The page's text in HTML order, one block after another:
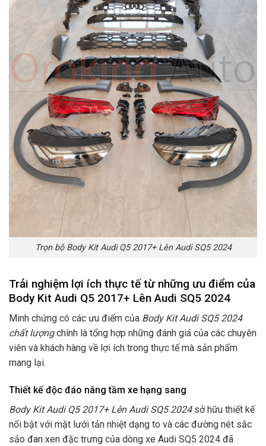
Trọn bộ Body Kit Audi Q5 2017+ Lên Audi SQ5 2024
Trải nghiệm lợi ích thực tế từ những ưu điểm của
Body Kit Audi Q5 2017+ Lên Audi SQ5 2024
Minh chứng có các ưu điểm của Body Kit Audi SQ5 2024
chất lượngchính là tổng hợp những đánh giá của các chuyên
viên và khách hàng về lợi ích trong thực tế mà sản phẩm
mang lại.
Thiết kế độc đáo nâng tầm xe hạng sang
Body Kit Audi Q5 2017+ Lên Audi SQ5 2024 sở hữu thiết kế
nổi bật với mặt lưới tản nhiệt dạng to và các đường nét sắc
sảo đan xen đặc trưng của dòng xe Audi SQ5 2024 đã